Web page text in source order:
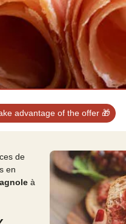
advantage of the offer🎁
de
en
à